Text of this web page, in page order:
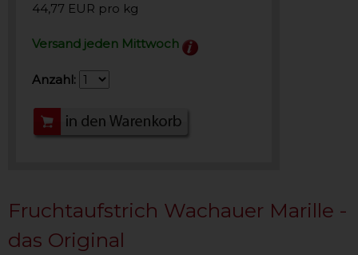
44,77 EUR pro kg
Versand jeden Mittwoch
Anzahl:
Fruchtaufstrich Wachauer Marille -
das Original